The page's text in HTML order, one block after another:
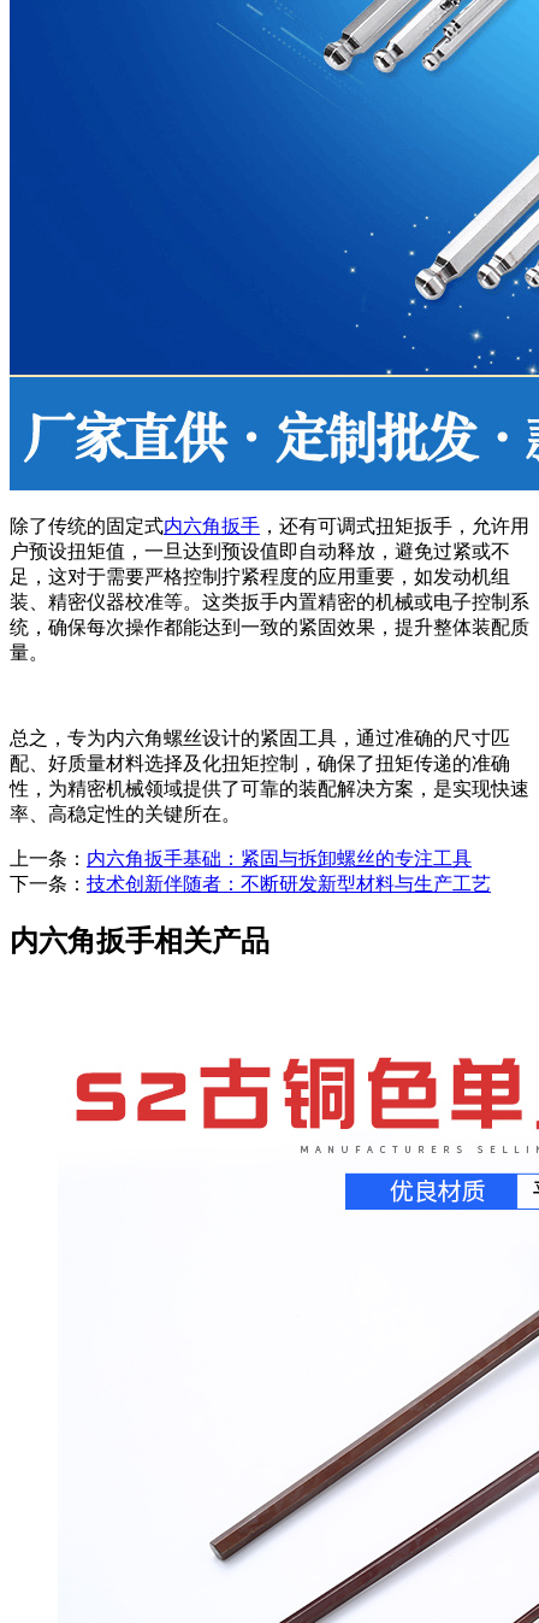
除了传统的固定式内六角扳手 ，还有可调式扭矩扳手，允许用
户预设扭矩值，一旦达到预设值即自动释放，避免过紧或不
足，这对于需要严格控制拧紧程度的应用重要，如发动机组
装、精密仪器校准等。这类扳手内置精密的机械或电子控制系
统，确保每次操作都能达到一致的紧固效果，提升整体装配质
量。
总之，专为内六角螺丝设计的紧固工具，通过准确的尺寸匹
配、好质量材料选择及化扭矩控制，确保了扭矩传递的准确
性，为精密机械领域提供了可靠的装配解决方案，是实现快速
率、高稳定性的关键所在。
上一条： 内六角扳手基础：紧固与拆卸螺丝的专注工具
下一条： 技术创新伴随者：不断研发新型材料与生产工艺
内六角扳手相关产品